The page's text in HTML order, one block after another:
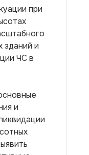
при
зданий и
ЧС в
и